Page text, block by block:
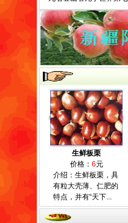
生鲜板栗
价格： 6元
介绍：生鲜板栗，具
有粒大壳薄、仁肥的
特点，并有“天下...